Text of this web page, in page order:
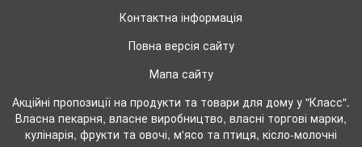
Контактна інформація
Повна версія сайту
Мапа сайту
Акційні пропозиції на продукти та товари для дому у "Класс".
Власна пекарня, власне виробництво, власні торгові марки,
кулінарія, фрукти та овочі, м'ясо та птиця, кісло-молочні